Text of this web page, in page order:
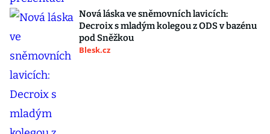
Nová láska ve sněmovních lavicích:
Decroix s mladým kolegou z ODS v bazénu
pod Sněžkou
Blesk.cz